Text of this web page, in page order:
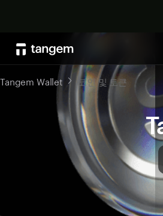
Tangem Wallet 코인 및 토큰